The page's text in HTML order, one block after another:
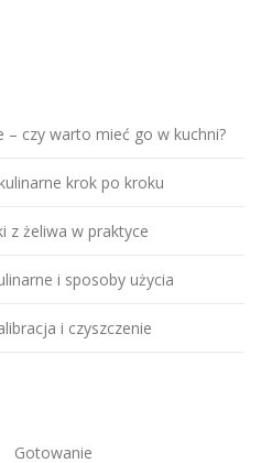
– czy warto mieć go w kuchni?
krok po kroku
z żeliwa w praktyce
i sposoby użycia
i czyszczenie
Gotowanie